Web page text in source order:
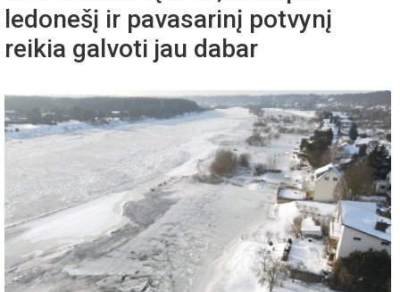
ledonešį ir pavasarinį potvynį
reikia galvoti jau dabar